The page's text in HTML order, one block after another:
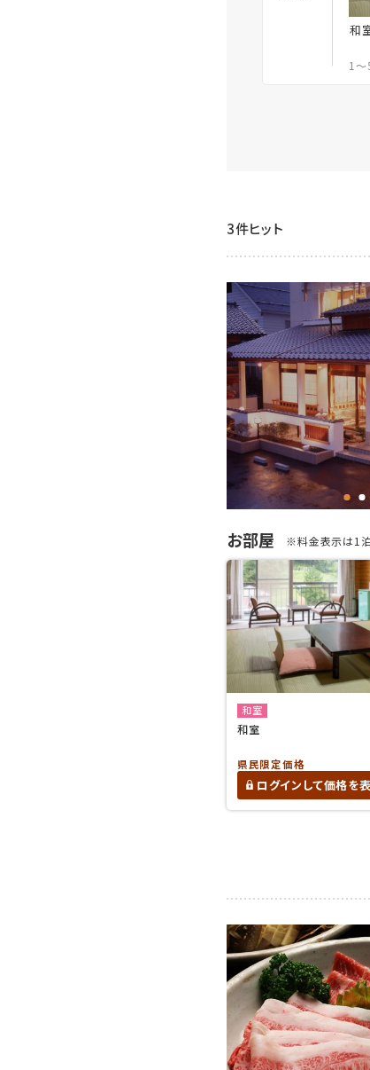
和
1～
3件ヒット
お部屋 ※料金表示は1泊
和室
和室
県民限定価格
ログインして価格を